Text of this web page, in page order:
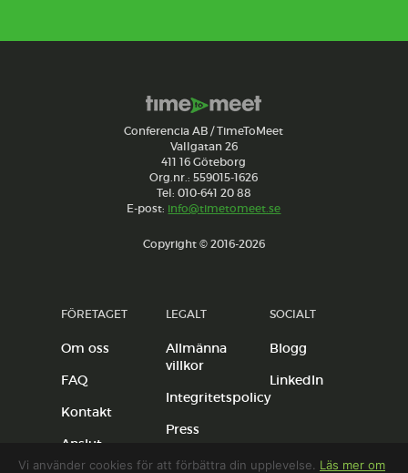
Vi använder cookies för att förbättra din upplevelse. Läs mer om
Conferencia AB / TimeToMeet
Vallgatan 26
411 16 Göteborg
Org.nr.: 559015-1626
Tel: 010-641 20 88
E-post: info@timetomeet.se
Copyright © 2016-2026
FÖRETAGET
Om oss
FAQ
Kontakt
Anslut
anläggning
LEGALT
Allmänna
villkor
Integritetspolicy
Press
SOCIALT
Blogg
LinkedIn